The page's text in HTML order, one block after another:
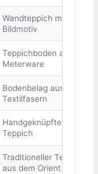
Wandteppich mit
Bildmotiv
Teppichboden als
Meterware
Bodenbelag aus
Textilfasern
Handgeknüpfter
Teppich
Traditioneller Teppich
aus dem Orient